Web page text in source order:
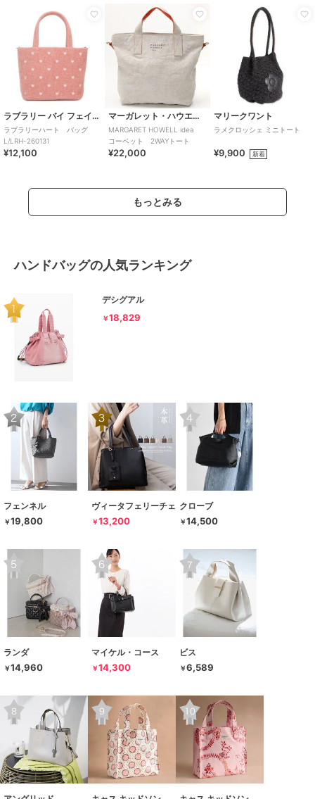
ラブラリー バイ フェイラー
ラブラリーハート バッグ
L/LRH-260131
¥12,100
マーガレット・ハウエル アイデア
MARGARET HOWELL idea
コーベット 2WAYトート
¥22,000
マリークワント
ラメクロッシェ ミニトート
¥9,900 新着
もっとみる
ハンドバッグの人気ランキング
デシグアル
￥18,829
フェンネル
￥19,800
ヴィータフェリーチェ
￥13,200
クローブ
￥14,500
ランダ
￥14,960
マイケル・コース
￥14,300
ビス
￥6,589